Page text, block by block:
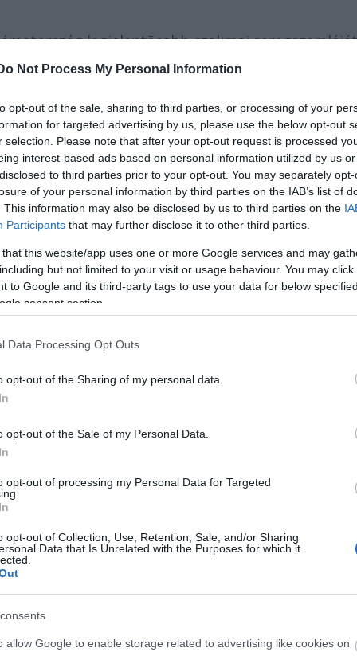
Not Process My Personal Information
opt-out of the sale, sharing to third parties, or processing of your
for targeted advertising by us, please use the below opt-out
selection. Please note that after your opt-out request is processed
interest-based ads based on personal information utilized by us
to third parties prior to your opt-out. You may separately
of your personal information by third parties on the IAB’s list of
This information may also be disclosed by us to third parties on the
Participants that may further disclose it to other third parties.
that this website/app uses one or more Google services and may
but not limited to your visit or usage behaviour. You may
to Google and its third-party tags to use your data for below
consent section.
Data Processing Opt Outs
opt-out of the Sharing of my personal data.
opt-out of the Sale of my Personal Data.
opt-out of processing my Personal Data for Targeted
opt-out of Collection, Use, Retention, Sale, and/or Sharing
Data that Is Unrelated with the Purposes for which it
allow Google to enable storage related to advertising like cookies on
legjelentõsebb szakmai
amellett, hogy vásárterén kitûnõ lehetõséget
"showcase" kínálatával hozzájárul, hogy
a hazai együttesek produkcióit, illetve remek
ne csak mint árucikk, hanem mint művészet illetve mint
A táncos filmek vetítése mellett szakmai
az alkalmat, hogy a magyar
szakmai téren is népszerűsítse. Idén először
showcase programban.
a vásáron, módjába volt együtteseket
"Majdnem 3" illetve Juhász Zsolt "Székek"
valamint a Dunaújvárosi Táncszínház
a düsseldorfi Robert Schumann
produkciója augusztus 18-án 19.30 órai
Rékát a "New Artist Speak" c.
is lehetőséget kaptunk, ahol a magyar folklór
néhány magyar táncművésznek.
forrás: Nemzeti Táncszínház